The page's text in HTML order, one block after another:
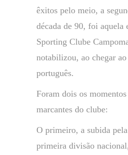
êxitos pelo meio, a
década de 90, foi aquela
Sporting Clube
notabilizou, ao chegar
português.
Foram dois os
marcantes do clube:
O primeiro, a subida
primeira divisão